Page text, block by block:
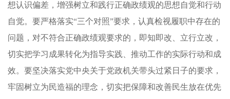
想认识偏差，增强树立和践行正确政绩观的思想自觉和行动
自觉。要严格落实“三个对照”要求，认真检视履职中存在的
问题，对不符合正确政绩观要求的，即知即改、立行立改，
切实把学习成果转化为指导实践、推动工作的实际行动和成
效。要坚决落实党中央关于党政机关带头过紧日子的要求，
牢固树立为民造福的理念，切实把保障和改善民生放在优先